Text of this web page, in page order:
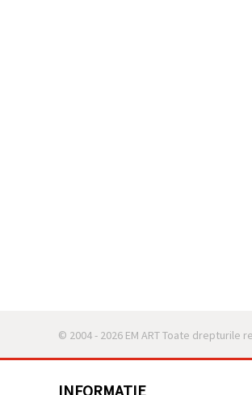
© 2004 - 2026 EM ART Toate drepturile
INFORMATIE